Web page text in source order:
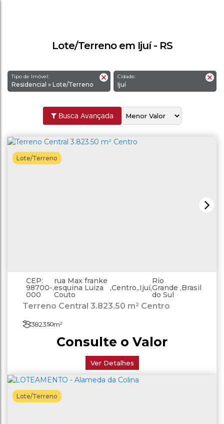
Lote/Terreno em Ijuí - RS
Tipo de Imóvel:
Residencial » Lote/Terreno
Cidade:
Ijuí
Busca Avançada
Lote/Terreno
Terreno Central 3.823.50 m² Centro
Consulte o Valor
CEP:
98700-
000
,
rua Max franke
esquina Luiza
Couto
,Centro ,Ijuí,
Rio
Grande
do Sul
,Brasil
3823.50m²
Ver Detalhes
Lote/Terreno